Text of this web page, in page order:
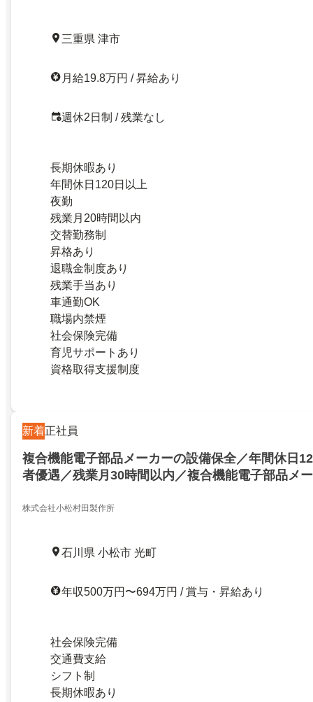
三重県 津市
月給19.8万円 / 昇給あり
週休2日制 / 残業なし
長期休暇あり
年間休日120日以上
夜勤
残業月20時間以内
交替勤務制
昇格あり
退職金制度あり
残業手当あり
車通勤OK
職場内禁煙
社会保険完備
育児サポートあり
資格取得支援制度
新着正社員
複合機能電子部品メーカーの設備保全／年間休日
者優遇／残業月30時間以内／複合機能電子部品メ
電子部品メーカーの設備保全／24478773
株式会社小松村田製作所
石川県 小松市 光町
年収500万円〜694万円 / 賞与・昇給あり
社会保険完備
交通費支給
シフト制
長期休暇あり